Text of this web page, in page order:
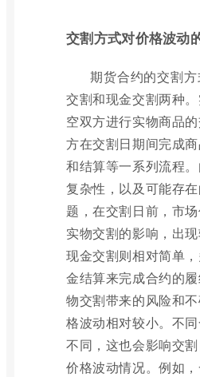
交割方式对价格波动
期货合约的交割
交割和现金交割两种
空双方进行实物商品
方在交割日期间完成
和结算等一系列流程
复杂性，以及可能存
题，在交割日前，市
实物交割的影响，出
现金交割则相对简单
金结算来完成合约的
物交割带来的风险和
格波动相对较小。不
不同，这也会影响交
价格波动情况。例如